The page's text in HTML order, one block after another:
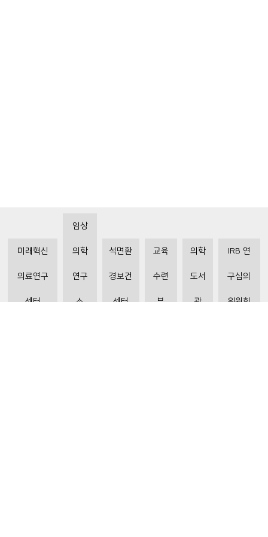
미래혁신
의료연구
센터
임상
의학
연구
소
석면환
경보건
센터
교육
수련
부
의학
도서
관
IRB 연
구심의
위원회